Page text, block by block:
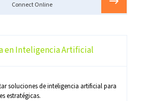
Connect Online
en Inteligencia Artificial
soluciones de inteligencia artificial para
estratégicas.